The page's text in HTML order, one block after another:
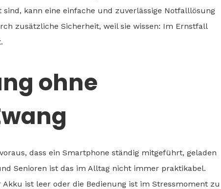
kann eine einfache und zuverlässige Notfalllösung
zusätzliche Sicherheit, weil sie wissen: Im Ernstfall
ohne
dass ein Smartphone ständig mitgeführt, geladen
Senioren ist das im Alltag nicht immer praktikabel.
ist leer oder die Bedienung ist im Stressmoment zu